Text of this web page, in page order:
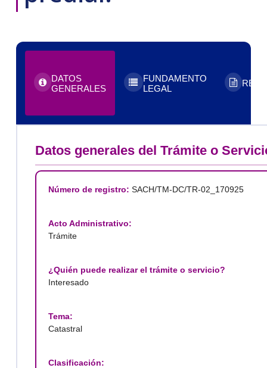
DATOS
GENERALES
FUNDAMENTO
LEGAL
Datos generales del Trámite o
Número de registro: SACH/TM-DC/TR-02_170925
Acto Administrativo:
Trámite
¿Quién puede realizar el trámite o servicio?
Interesado
Tema:
Catastral
Clasificación: